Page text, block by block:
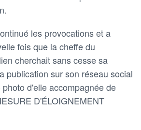
les provocations et a
fois que la cheffe du
cherchait sans cesse sa
publication sur son réseau social
d'elle accompagnée de
D'ÉLOIGNEMENT